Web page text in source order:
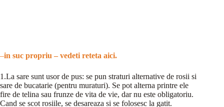
–in suc propriu – vedeti reteta aici.
1.La sare sunt usor de pus: se pun straturi alternative de rosii si
sare de bucatarie (pentru muraturi). Se pot alterna printre ele
fire de telina sau frunze de vita de vie, dar nu este obligatoriu.
Cand se scot rosiile, se desareaza si se folosesc la gatit.